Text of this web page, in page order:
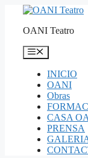
Saltar
contenido
OANI Teatro
Menú
INICIO
OANI
Obras
CASA
PRENSA